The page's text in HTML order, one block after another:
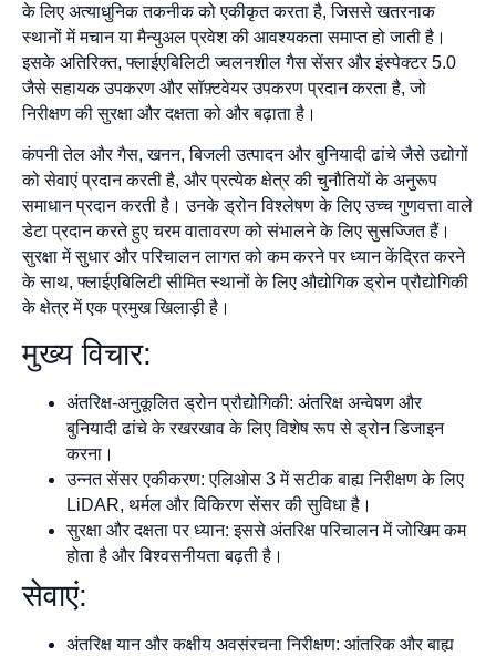
के लिए अत्याधुनिक तकनीक को एकीकृत करता है, जिससे खतरनाक
स्थानों में मचान या मैन्युअल प्रवेश की आवश्यकता समाप्त हो जाती है।
इसके अतिरिक्त, फ्लाईएबिलिटी ज्वलनशील गैस सेंसर और इंस्पेक्टर 5.0
जैसे सहायक उपकरण और सॉफ़्टवेयर उपकरण प्रदान करता है, जो
निरीक्षण की सुरक्षा और दक्षता को और बढ़ाता है।
कंपनी तेल और गैस, खनन, बिजली उत्पादन और बुनियादी ढांचे जैसे उद्योगों
को सेवाएं प्रदान करती है, और प्रत्येक क्षेत्र की चुनौतियों के अनुरूप
समाधान प्रदान करती है। उनके ड्रोन विश्लेषण के लिए उच्च गुणवत्ता वाले
डेटा प्रदान करते हुए चरम वातावरण को संभालने के लिए सुसज्जित हैं।
सुरक्षा में सुधार और परिचालन लागत को कम करने पर ध्यान केंद्रित करने
के साथ, फ्लाईएबिलिटी सीमित स्थानों के लिए औद्योगिक ड्रोन प्रौद्योगिकी
के क्षेत्र में एक प्रमुख खिलाड़ी है।
मुख्य विचार:
अंतरिक्ष-अनुकूलित ड्रोन प्रौद्योगिकी: अंतरिक्ष अन्वेषण और
बुनियादी ढांचे के रखरखाव के लिए विशेष रूप से ड्रोन डिजाइन
करना।
उन्नत सेंसर एकीकरण: एलिओस 3 में सटीक बाह्य निरीक्षण के लिए
LiDAR, थर्मल और विकिरण सेंसर की सुविधा है।
सुरक्षा और दक्षता पर ध्यान: इससे अंतरिक्ष परिचालन में जोखिम कम
होता है और विश्वसनीयता बढ़ती है।
सेवाएं:
अंतरिक्ष यान और कक्षीय अवसंरचना निरीक्षण: आंतरिक और बाह्य